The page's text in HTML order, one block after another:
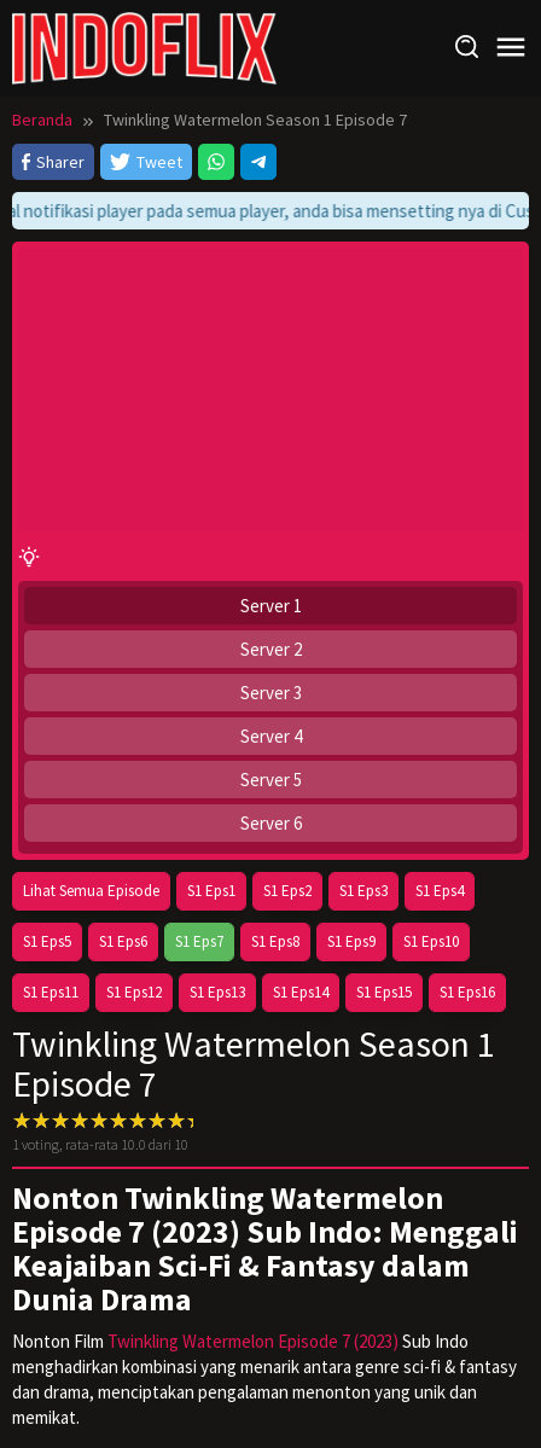
Loncat
konten
Beranda
Twinkling Watermelon Season 1 Episode 7
Sharer
Tweet
notifikasi player pada semua player, anda bisa mensetting nya di
Server 1
Server 2
Server 3
Server 4
Server 5
Server 6
Lihat Semua Episode S1 Eps1 S1 Eps2 S1 Eps3 S1 Eps4
S1 Eps5 S1 Eps6 S1 Eps7 S1 Eps8 S1 Eps9 S1 Eps10
S1 Eps11 S1 Eps12 S1 Eps13 S1 Eps14 S1 Eps15 S1 Eps16
Twinkling Watermelon Season 1
Episode 7
1voting, rata-rata 10.0 dari 10
Nonton Twinkling Watermelon
Episode 7 (2023) Sub Indo: Menggali
Keajaiban Sci-Fi & Fantasy dalam
Dunia Drama
Nonton Film Twinkling Watermelon Episode 7 (2023) Sub Indo
menghadirkan kombinasi yang menarik antara genre sci-fi & fantasy
dan drama, menciptakan pengalaman menonton yang unik dan
memikat.